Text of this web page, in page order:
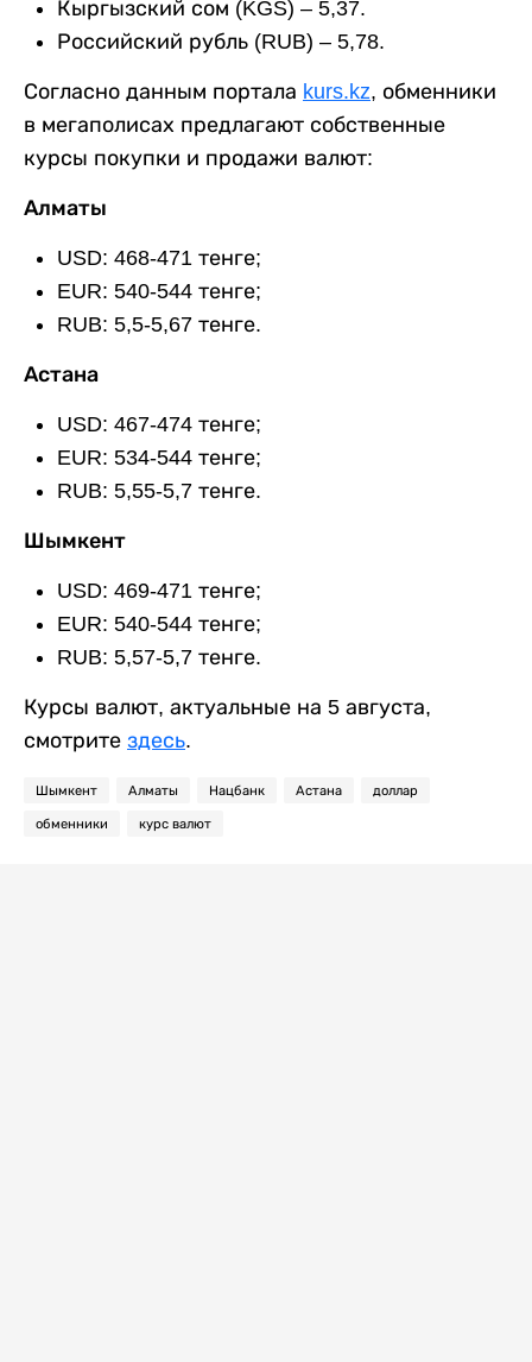
Кыргызский сом (KGS) – 5,37.
Российский рубль (RUB) – 5,78.
Согласно данным портала kurs.kz, обменники
в мегаполисах предлагают собственные
курсы покупки и продажи валют:
Алматы
USD: 468-471 тенге;
EUR: 540-544 тенге;
RUB: 5,5-5,67 тенге.
Астана
USD: 467-474 тенге;
EUR: 534-544 тенге;
RUB: 5,55-5,7 тенге.
Шымкент
USD: 469-471 тенге;
EUR: 540-544 тенге;
RUB: 5,57-5,7 тенге.
Курсы валют, актуальные на 5 августа,
смотрите здесь.
Шымкент Алматы Нацбанк Астана доллар
обменники курс валют